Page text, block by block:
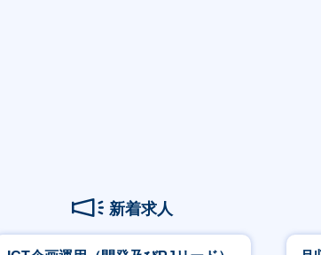
新着求人